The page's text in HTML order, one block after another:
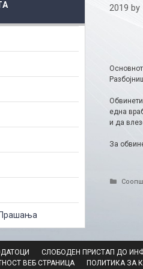
2019 by
една
и да
За
Прашања
СЛОБОДЕН ПРИСТАП ДО
ВЕБ СТРАНИЦА
ПОЛИТИКА ЗА